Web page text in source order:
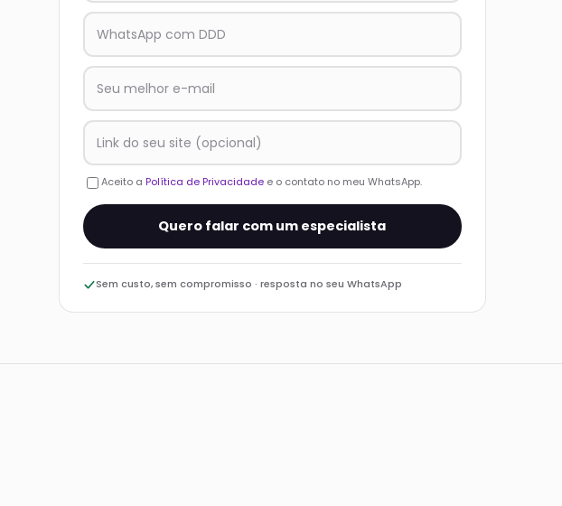
Aceito a Política de Privacidadee o contato no meu WhatsApp.
Quero falar com um especialista
Sem custo, sem compromisso · resposta no seu WhatsApp